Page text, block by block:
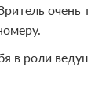
очень
в роли